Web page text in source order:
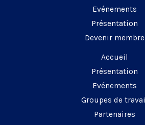
Evénements
Présentation
Devenir membre
Accueil
Présentation
Evénements
Groupes de travail
Partenaires